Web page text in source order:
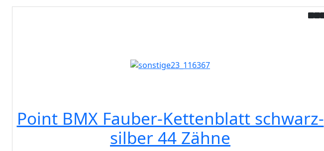
Point BMX Fauber-Kettenblatt schwarz-
silber 44 Zähne